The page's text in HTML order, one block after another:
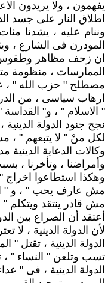
يفهمون ، ولا يريدون
اطلاق النار على جسد
وننام عليه ، يشدنا
المودرن فى الشارع ،
ان زحف مظاهر وطقوس
الممارسات ، منظومة
مصطلح " حزب الله " ،
ارهاب سياسى ، من
" الاسلام " ، و"
نجح جنود الدولة
لكل منْ " لا يتبعهم " ،
وكالات الدعاية
وأمراضنا ، وتأخرنا ،
وهكذا استطاعوا
مش عارف يحب " ، و "
مش قادر ينتقد
أعتقد أن الصراع بين
لأن الدولة الدينية ، لا
الدولة الدينية ، تقتل
تسب وتلعن " النساء " ،
الدولة الدينية ، فى "